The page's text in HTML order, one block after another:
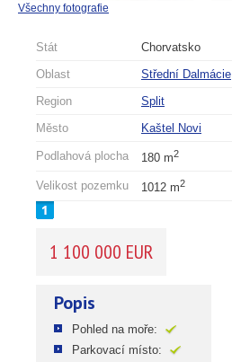
Všechny fotografie
Stát
Chorvatsko
Oblast
Střední Dalmácie
Region
Split
Město
Kaštel Novi
Podlahová plocha 180 m2
Velikost pozemku 1012 m2
1 100 000 EUR
Popis
Pohled na moře:
Parkovací místo: